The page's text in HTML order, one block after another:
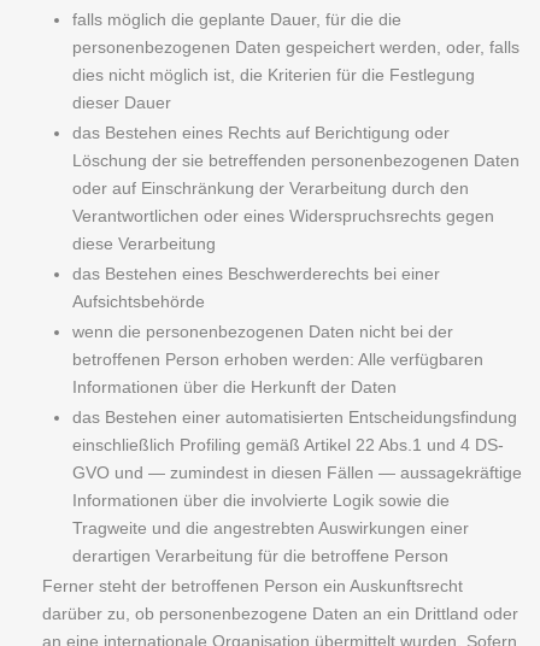
falls möglich die geplante Dauer, für die die
personenbezogenen Daten gespeichert werden, oder, falls
dies nicht möglich ist, die Kriterien für die Festlegung
dieser Dauer
das Bestehen eines Rechts auf Berichtigung oder
Löschung der sie betreffenden personenbezogenen Daten
oder auf Einschränkung der Verarbeitung durch den
Verantwortlichen oder eines Widerspruchsrechts gegen
diese Verarbeitung
das Bestehen eines Beschwerderechts bei einer
Aufsichtsbehörde
wenn die personenbezogenen Daten nicht bei der
betroffenen Person erhoben werden: Alle verfügbaren
Informationen über die Herkunft der Daten
das Bestehen einer automatisierten Entscheidungsfindung
einschließlich Profiling gemäß Artikel 22 Abs.1 und 4 DS-
GVO und — zumindest in diesen Fällen — aussagekräftige
Informationen über die involvierte Logik sowie die
Tragweite und die angestrebten Auswirkungen einer
derartigen Verarbeitung für die betroffene Person
Ferner steht der betroffenen Person ein Auskunftsrecht
darüber zu, ob personenbezogene Daten an ein Drittland oder
an eine internationale Organisation übermittelt wurden. Sofern